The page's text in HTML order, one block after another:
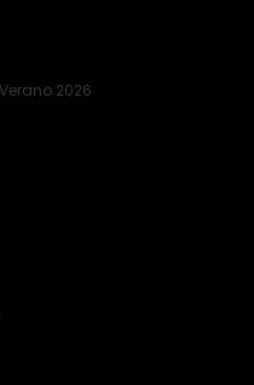
2026